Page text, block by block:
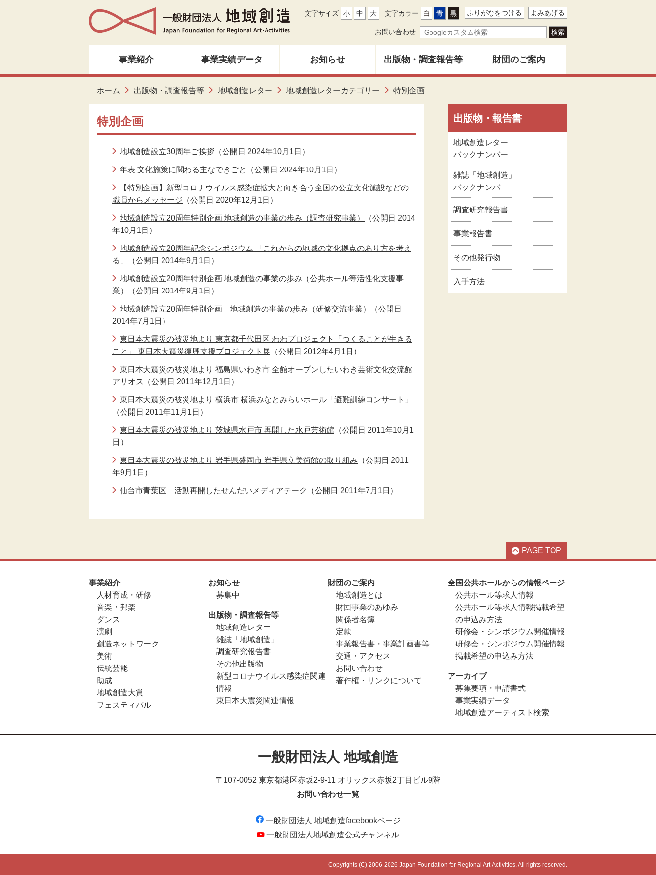
文字サイズ 小 中 大 文字カラー 白 青 黒 ふりがなをつける よみあげる
お問い合わせ
事業紹介
人材育成・研修
創造ネットワーク
美術
助成
フェスティバル
地域創造大賞
事業実績データ お知らせ
募集中
出版物・調査報告等
地域創造レター
調査研究報告書
その他出版物
新型コロナウイルス
感染症関連情報
東日本大震災関連情
財団のご案内
財団事業のあゆみ
関係者名簿
事業報告書・事業計
交通・アクセス
ホーム 出版物・調査報告等 地域創造レター 地域創造レターカテゴリー 特別企画
特別企画
地域創造設立30周年ご挨拶 （公開日 2024年10月1日）
年表 文化施策に関わる主なできごと （公開日 2024年10月1日）
【特別企画】新型コロナウイルス感染症拡大と向き合う全国の公立文化施設などの
職員からメッセージ （公開日 2020年12月1日）
地域創造設立20周年特別企画 地域創造の事業の歩み（調査研究事業）
（公開日 2014
年10月1日）
地域創造設立20周年記念シンポジウム 「これからの地域の文化拠点のあり方を考え
る」
（公開日 2014年9月1日）
地域創造設立20周年特別企画 地域創造の事業の歩み（公共ホール等活性化支援事
業）
（公開日 2014年9月1日）
地域創造設立20周年特別企画 地域創造の事業の歩み（研修交流事業）
（公開日
2014年7月1日）
東日本大震災の被災地より 東京都千代田区 わわプロジェクト「つくることが生きる
こと」 東日本大震災復興支援プロジェクト展 （公開日 2012年4月1日）
東日本大震災の被災地より 福島県いわき市 全館オープンしたいわき芸術文化交流館
アリオス
（公開日 2011年12月1日）
東日本大震災の被災地より 横浜市 横浜みなとみらいホール「避難訓練コンサート」
（公開日 2011年11月1日）
東日本大震災の被災地より 茨城県水戸市 再開した水戸芸術館 （公開日 2011年10月1
日）
東日本大震災の被災地より 岩手県盛岡市 岩手県立美術館の取り組み （公開日 2011
年9月1日）
仙台市青葉区 活動再開したせんだいメディアテーク （公開日 2011年7月1日）
出版物・報告書
地域創造レター
バックナンバー
雑誌「地域創造」
バックナンバー
調査研究報告書
事業報告書
その他発行物
入手方法
PAGE TOP
事業紹介
人材育成・研修
音楽・邦楽
ダンス
演劇
創造ネットワーク
美術
伝統芸能
助成
地域創造大賞
フェスティバル
お知らせ
募集中
出版物・調査報告等
地域創造レター
雑誌「地域創造」
調査研究報告書
その他出版物
新型コロナウイルス感染症関連
情報
東日本大震災関連情報
財団のご案内
地域創造とは
財団事業のあゆみ
関係者名簿
定款
事業報告書・事業計画書等
交通・アクセス
お問い合わせ
著作権・リンクについて
全国公共ホールからの情報ページ
公共ホール等求人情報
公共ホール等求人情報掲載希望
の申込み方法
研修会・シンポジウム開催情報
研修会・シンポジウム開催情報
掲載希望の申込み方法
アーカイブ
募集要項・申請書式
事業実績データ
地域創造アーティスト検索
一般財団法人 地域創造
〒107-0052 東京都港区赤坂2-9-11 オリックス赤坂2丁目ビル9階
お問い合わせ一覧
一般財団法人 地域創造facebookページ
一般財団法人地域創造公式チャンネル
Copyrights (C) 2006-2026 Japan Foundation for Regional Art-Activities. All rights reserved.